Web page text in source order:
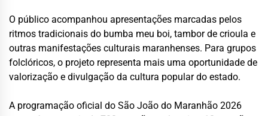
O público acompanhou apresentações marcadas pelos
ritmos tradicionais do bumba meu boi, tambor de crioula e
outras manifestações culturais maranhenses. Para grupos
folclóricos, o projeto representa mais uma oportunidade de
valorização e divulgação da cultura popular do estado.
A programação oficial do São João do Maranhão 2026